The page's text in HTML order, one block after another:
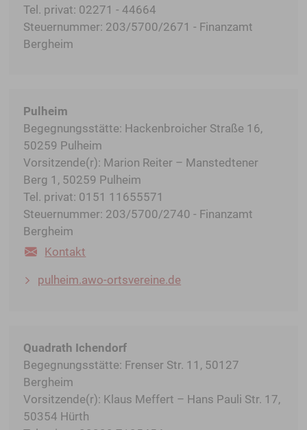
Tel. privat: 02271 - 44664
Steuernummer: 203/5700/2671 - Finanzamt
Bergheim
Pulheim
Begegnungsstätte: Hackenbroicher Straße 16,
50259 Pulheim
Vorsitzende(r): Marion Reiter – Manstedtener
Berg 1, 50259 Pulheim
Tel. privat: 0151 11655571
Steuernummer: 203/5700/2740 - Finanzamt
Bergheim
Kontakt
pulheim.awo-ortsvereine.de
Quadrath Ichendorf
Begegnungsstätte: Frenser Str. 11, 50127
Bergheim
Vorsitzende(r): Klaus Meffert – Hans Pauli Str. 17,
50354 Hürth